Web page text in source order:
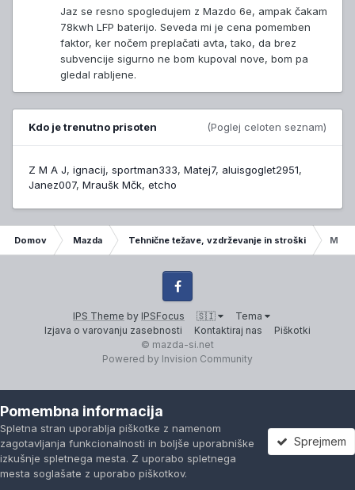
Jaz se resno spogledujem z Mazdo 6e, ampak čakam
78kwh LFP baterijo. Seveda mi je cena pomemben
faktor, ker nočem preplačati avta, tako, da brez
subvencije sigurno ne bom kupoval nove, bom pa
gledal rabljene.
Kdo je trenutno prisoten (Poglej celoten seznam)
Z M A J ignacij sportman333 Matej7 aluisgoglet2951
Janez007 Mraušk Mčk etcho
Domov Mazda Tehnične težave, vzdrževanje in stroški
IPS Theme by IPSFocus 🇸🇮
Tema
Izjava o varovanju zasebnosti
Kontaktiraj nas Piškotki
Facebook
© mazda-si.net
Powered by Invision Community
Pomembna informacija
Spletna stran uporablja piškotke z namenom
zagotavljanja funkcionalnosti in boljše uporabniške
izkušnje spletnega mesta. Z uporabo spletnega
mesta soglašate z uporabo piškotkov.
Sprejmem
Forumi Neprebrano Prijavi se